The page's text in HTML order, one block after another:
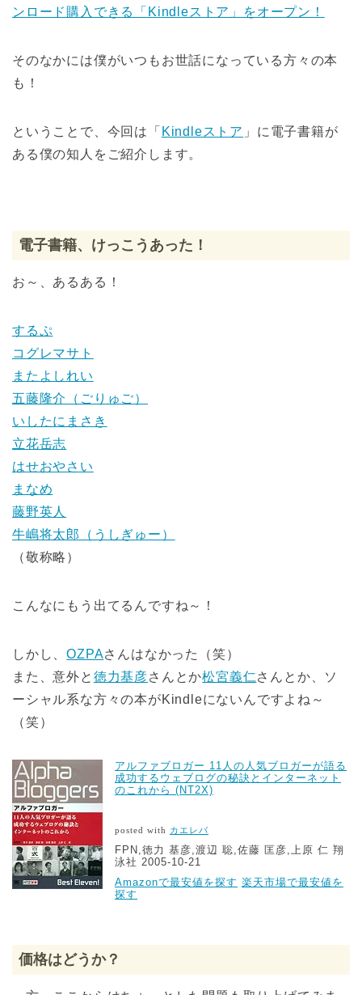
ンロード購入できる「Kindleストア」をオープン！
そのなかには僕がいつもお世話になっている方々の本
も！
ということで、今回は「 Kindleストア 」に電子書籍が
ある僕の知人をご紹介します。
電子書籍、けっこうあった！
お～、あるある！
するぷ
コグレマサト
またよしれい
五藤隆介（ごりゅご）
いしたにまさき
立花岳志
はせおやさい
まなめ
藤野英人
牛嶋将太郎（うしぎゅー）
（敬称略）
こんなにもう出てるんですね～！
しかし、OZPAさんはなかった（笑）
また、意外と 徳力基彦さんとか松宮義仁さんとか、ソ
ーシャル系な方々の本がKindleにないんですよね～
（笑）
アルファブロガー 11人の人気ブロガーが語る
成功するウェブログの秘訣とインターネット
のこれから (NT2X)
posted with カエレバ
FPN,徳力 基彦,渡辺 聡,佐藤 匡彦,上原 仁 翔
泳社 2005-10-21
Amazonで最安値を探す 楽天市場で最安値を
探す
価格はどうか？